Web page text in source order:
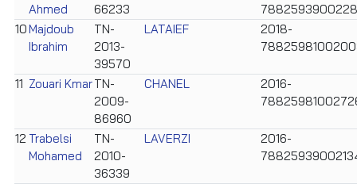
Ahmed
66233
10Majdoub
Ibrahim
TN-
2013-
39570
LATAIEF
2018-
11 Zouari KmarTN-
2009-
86960
CHANEL
2016-
12 Trabelsi
Mohamed
TN-
2010-
36339
LAVERZI
2016-